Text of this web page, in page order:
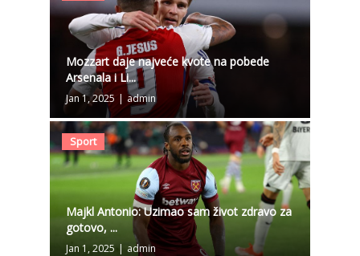
Mozzart daje najveće kvote na pobede
Arsenala i Li...
Jan 1, 2025 | admin
Sport
Majkl Antonio: Uzimao sam život zdravo za
gotovo, ...
Jan 1, 2025 | admin